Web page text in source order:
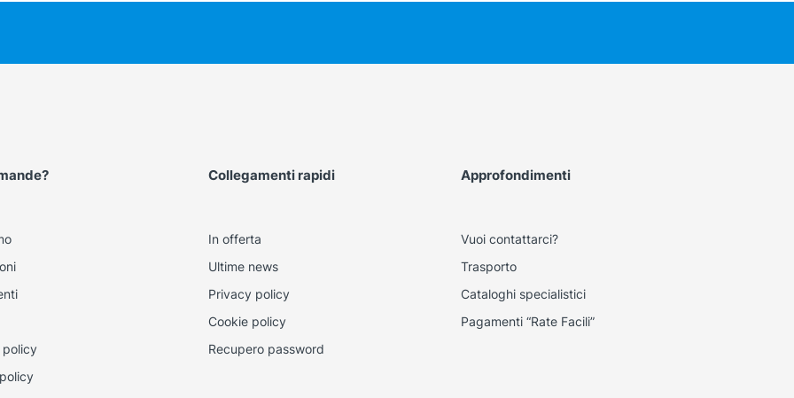
Collegamenti rapidi
In offerta
Ultime news
Privacy policy
Cookie policy
Recupero password
Approfondimenti
Vuoi contattarci?
Trasporto
Cataloghi specialistici
Pagamenti “Rate Facili”